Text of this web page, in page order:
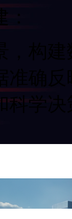
，构
确反
学决